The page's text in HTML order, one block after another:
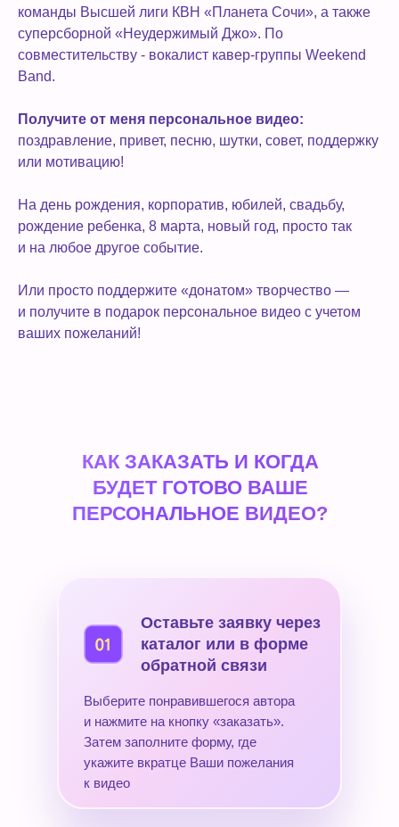
команды Высшей лиги КВН «Планета Сочи», а также
суперсборной «Неудержимый Джо». По
совместительству - вокалист кавер-группы Weekend
Band.
Получите от меня персональное видео:
поздравление, привет, песню, шутки, совет, поддержку
или мотивацию!
На день рождения, корпоратив, юбилей, свадьбу,
рождение ребенка, 8 марта, новый год, просто так
и на любое другое событие.
Или просто поддержите «донатом» творчество —
и получите в подарок персональное видео с учетом
ваших пожеланий!
КАК ЗАКАЗАТЬ И КОГДА
БУДЕТ ГОТОВО ВАШЕ
ПЕРСОНАЛЬНОЕ ВИДЕО?
Выберите понравившегося автора
и нажмите на кнопку «заказать».
Затем заполните форму, где
укажите вкратце Ваши пожелания
к видео
Оставьте заявку через
каталог или в форме
обратной связи